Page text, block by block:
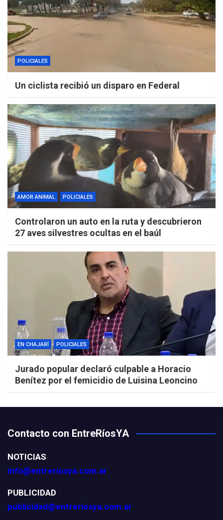
POLICIALES
Un ciclista recibió un disparo en Federal
AMOR ANIMAL POLICIALES
Controlaron un auto en la ruta y descubrieron
27 aves silvestres ocultas en el baúl
EN CHAJARÍ POLICIALES
Jurado popular declaró culpable a Horacio
Benítez por el femicidio de Luisina Leoncino
Contacto con EntreRíosYA
NOTICIAS
info@entreriosya.com.ar
PUBLICIDAD
publicidad@entreriosya.com.ar